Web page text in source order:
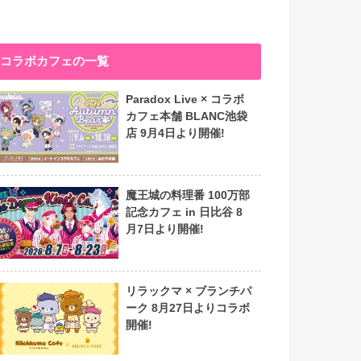
コラボカフェの一覧
Paradox Live × コラボ
カフェ本舗 BLANC池袋
店 9月4日より開催!
魔王城の料理番 100万部
記念カフェ in 日比谷 8
月7日より開催!
リラックマ × ブランチパ
ーク 8月27日よりコラボ
開催!